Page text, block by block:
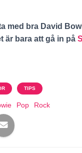
med bra David
är bara att gå in på
TIPS
Pop Rock